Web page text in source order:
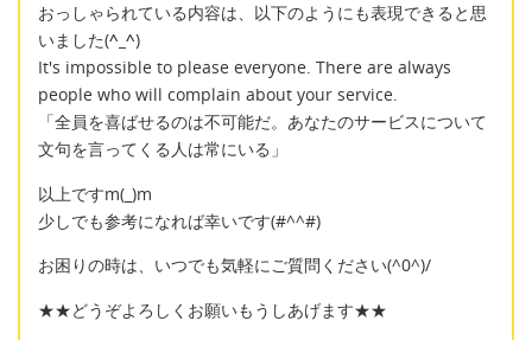
おっしゃられている内容は、以下のようにも表現できると思
いました(^_^)
It's impossible to please everyone. There are always
people who will complain about your service.
「全員を喜ばせるのは不可能だ。あなたのサービスについて
文句を言ってくる人は常にいる」
以上ですm(_)m
少しでも参考になれば幸いです(#^^#)
お困りの時は、いつでも気軽にご質問ください(^0^)/
★★どうぞよろしくお願いもうしあげます★★